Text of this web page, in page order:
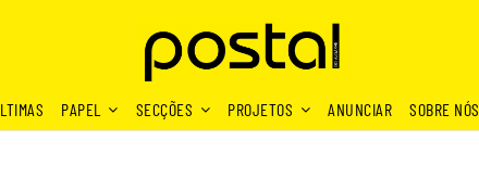
PAPEL SECÇÕES PROJETOS ANUNCIAR SOBRE NÓS